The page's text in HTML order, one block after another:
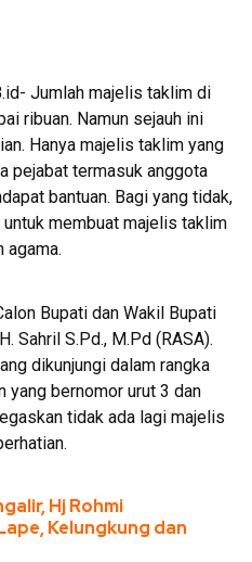
Jumlah majelis taklim di
ribuan. Namun sejauh ini
Hanya majelis taklim yang
pejabat termasuk anggota
bantuan. Bagi yang tidak,
membuat majelis taklim
agama.
Bupati dan Wakil Bupati
Sahril S.Pd., M.Pd (RASA).
dikunjungi dalam rangka
yang bernomor urut 3 dan
tidak ada lagi majelis
Hj Rohmi
Kelungkung dan